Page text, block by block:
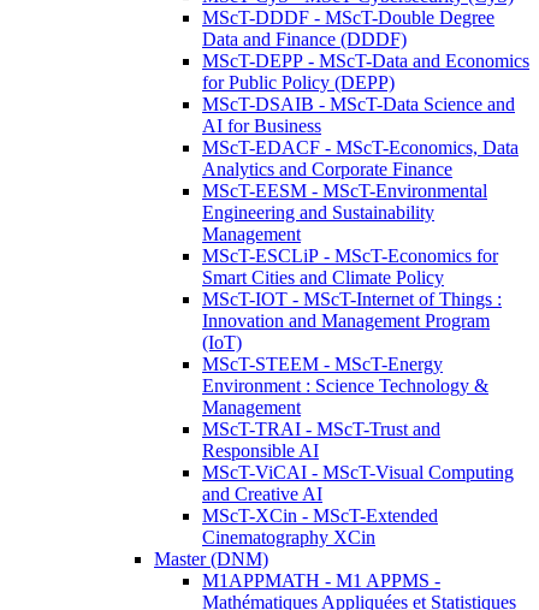
MScT-DDDF - MScT-Double Degree
Data and Finance (DDDF)
MScT-DEPP - MScT-Data and Economics
for Public Policy (DEPP)
MScT-DSAIB - MScT-Data Science and
AI for Business
MScT-EDACF - MScT-Economics, Data
Analytics and Corporate Finance
MScT-EESM - MScT-Environmental
Engineering and Sustainability
Management
MScT-ESCLiP - MScT-Economics for
Smart Cities and Climate Policy
MScT-IOT - MScT-Internet of Things :
Innovation and Management Program
(IoT)
MScT-STEEM - MScT-Energy
Environment : Science Technology &
Management
MScT-TRAI - MScT-Trust and
Responsible AI
MScT-ViCAI - MScT-Visual Computing
and Creative AI
MScT-XCin - MScT-Extended
Cinematography XCin
Master (DNM)
M1APPMATH - M1 APPMS -
Mathématiques Appliquées et Statistiques